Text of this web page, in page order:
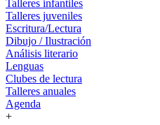
Talleres infantiles
Talleres juveniles
Escritura/Lectura
Dibujo / Ilustración
Análisis literario
Lenguas
Clubes de lectura
Talleres anuales
Agenda
+